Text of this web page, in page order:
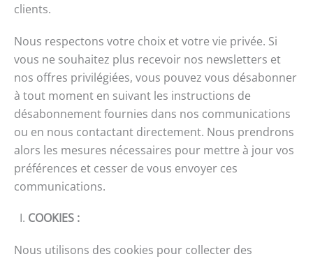
clients.
Nous respectons votre choix et votre vie privée. Si
vous ne souhaitez plus recevoir nos newsletters et
nos offres privilégiées, vous pouvez vous désabonner
à tout moment en suivant les instructions de
désabonnement fournies dans nos communications
ou en nous contactant directement. Nous prendrons
alors les mesures nécessaires pour mettre à jour vos
préférences et cesser de vous envoyer ces
communications.
I. COOKIES :
Nous utilisons des cookies pour collecter des